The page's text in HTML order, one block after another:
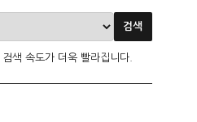
색 속도가 더욱 빨라집니다.